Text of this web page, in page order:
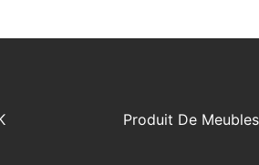
Produit De